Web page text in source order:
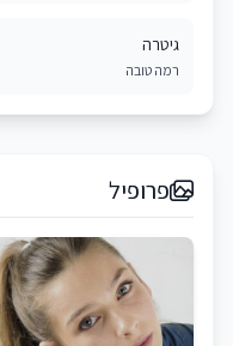
גיטרה
רמה טובה
פרופיל